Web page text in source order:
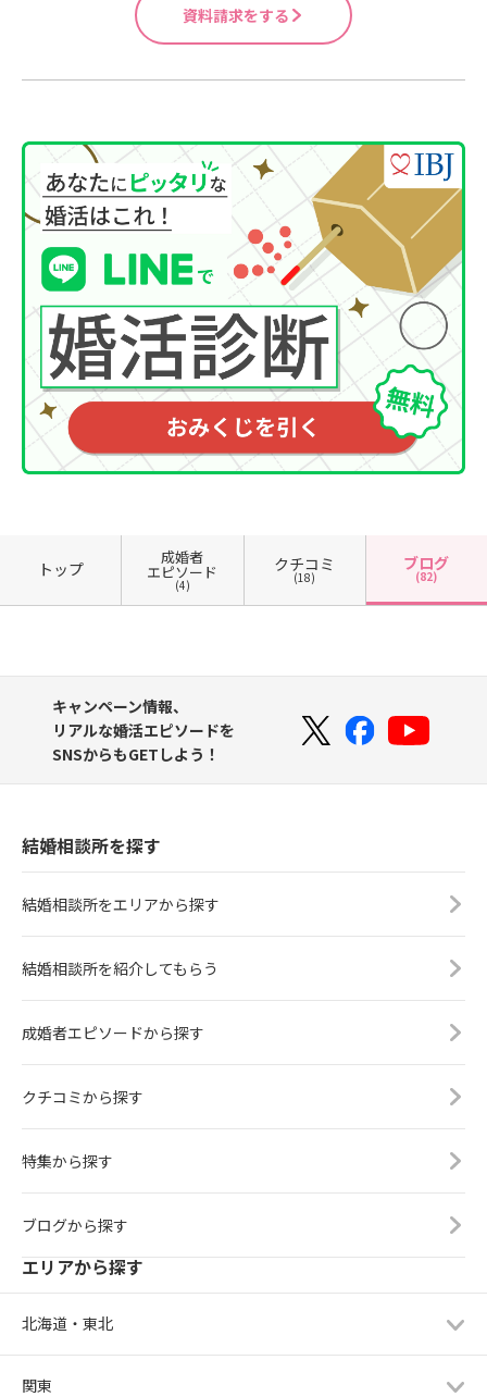
資料請求をする
トップ
成婚者
エピソード
(4)
クチコミ
(18)
ブログ
(82)
キャンペーン情報、
リアルな婚活エピソードを
SNSからもGETしよう！
結婚相談所を探す
結婚相談所をエリアから探す
結婚相談所を紹介してもらう
成婚者エピソードから探す
クチコミから探す
特集から探す
ブログから探す
エリアから探す
北海道・東北
関東